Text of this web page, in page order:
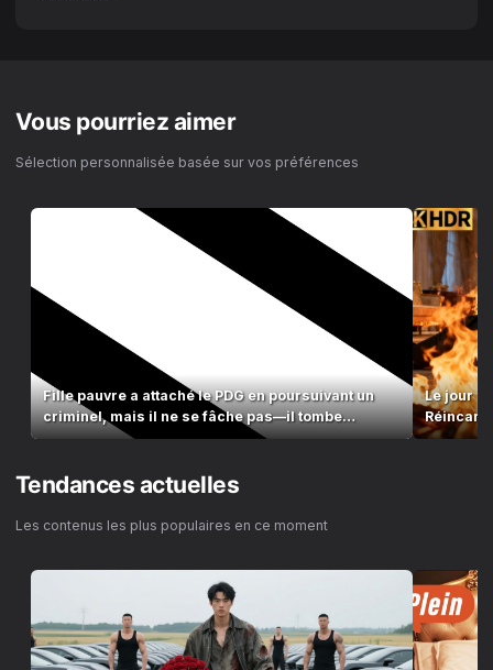
Vous pourriez aimer
Sélection personnalisée basée sur vos préférences
Fille pauvre a attaché le PDG en poursuivant un
criminel, mais il ne se fâche pas—il tombe
amoureux!
Le jour
meurtrier
Tendances actuelles
Les contenus les plus populaires en ce moment